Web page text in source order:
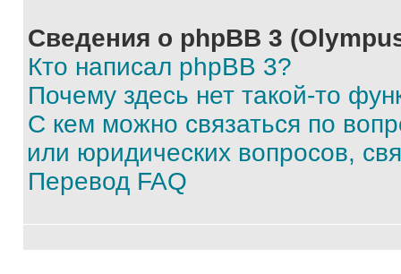
Сведения о phpBB 3
Кто написал phpBB 3?
Почему здесь нет такой-то
С кем можно связаться по
или юридических вопросов,
Перевод FAQ